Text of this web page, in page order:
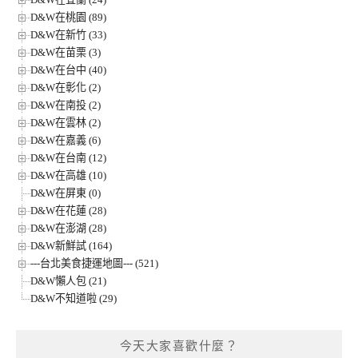
D&W在桃園 (89)
D&W在新竹 (33)
D&W在苗栗 (3)
D&W在台中 (40)
D&W在彰化 (2)
D&W在南投 (2)
D&W在雲林 (2)
D&W在嘉義 (6)
D&W在台南 (12)
D&W在高雄 (10)
D&W在屏東 (0)
D&W在花蓮 (28)
D&W在澎湖 (28)
D&W新鮮試 (164)
---台北美食捷運地圖--- (521)
D&W懶人包 (21)
D&W不知道啦 (29)
今天大家喜歡什麼？